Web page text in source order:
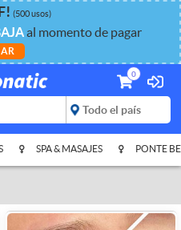
! (500 usos)
al momento de pagar
0
SPA & MASAJES PONTE